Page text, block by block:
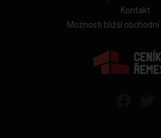
Kontakt
Možnosti bližší